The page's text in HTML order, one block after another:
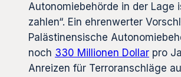
Autonomiebehörde in der Lage
zahlen“. Ein ehrenwerter
Palästinensische
noch 330 Millionen Dollar pro
Anreizen für Terroranschläge